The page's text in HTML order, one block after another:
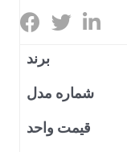
برند
شماره مدل
قیمت واحد